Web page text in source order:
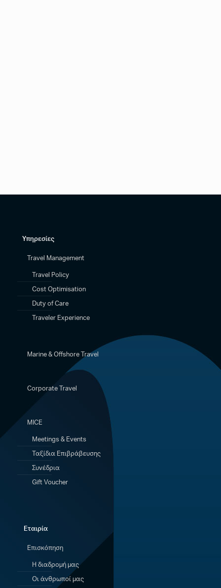
Υπηρεσίες
Travel Management
Travel Policy
Cost Optimisation
Duty of Care
Traveler Experience
Marine & Offshore Travel
Corporate Travel
MICE
Meetings & Events
Ταξίδια Eπιβράβευσης
Συνέδρια
Gift Voucher
Εταιρία
Επισκόπηση
Η διαδρομή μας
Οι άνθρωποί μας